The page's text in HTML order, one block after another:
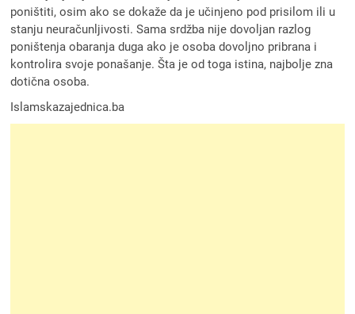
poništiti, osim ako se dokaže da je učinjeno pod prisilom ili u
stanju neuračunljivosti. Sama srdžba nije dovoljan razlog
poništenja obaranja duga ako je osoba dovoljno pribrana i
kontrolira svoje ponašanje. Šta je od toga istina, najbolje zna
dotična osoba.
Islamskazajednica.ba